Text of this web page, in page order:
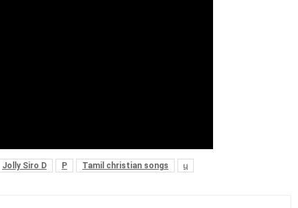
Jolly Siro D P Tamil christian songs பு